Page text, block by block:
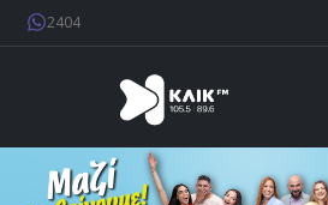
2404
Home